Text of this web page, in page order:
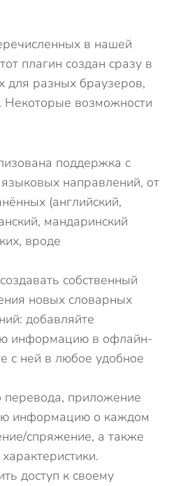
в нашей
плагин создан сразу в
для разных браузеров,
возможности
поддержка с
направлений, от
(английский,
мандаринский
вроде
собственный
новых словарных
добавляйте
информацию в офлайн-
с ней в любое удобное
перевода, приложение
информацию о каждом
спряжение, а также
доступ к своему